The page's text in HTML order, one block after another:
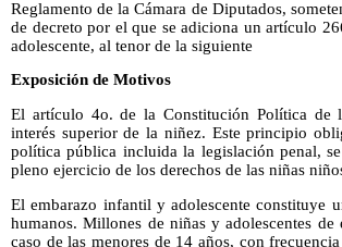
Reglamento de la Cámara de Diputados,
de decreto por el que se adiciona un artículo
adolescente, al tenor de la siguiente
Exposición de Motivos
El artículo 4o. de la Constitución Política de
interés superior de la niñez. Este principio
política pública incluida la legislación penal,
pleno ejercicio de los derechos de las niñas
El embarazo infantil y adolescente constituye
humanos. Millones de niñas y adolescentes
caso de las menores de 14 años, con